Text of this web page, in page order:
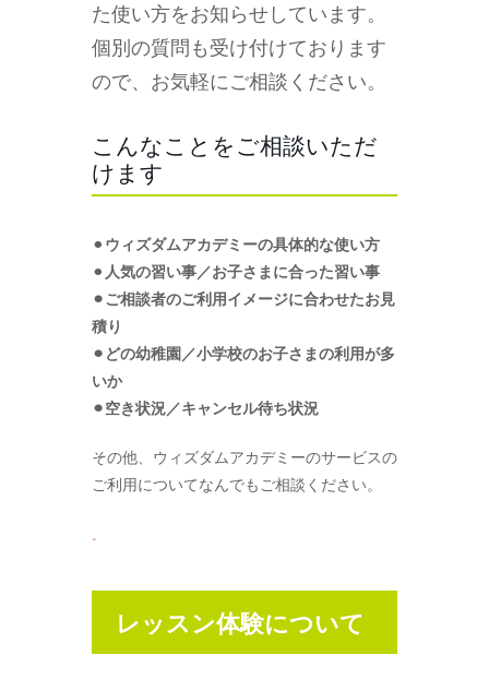
た使い方をお知らせしています。
個別の質問も受け付けております
ので、お気軽にご相談ください。
こんなことをご相談いただ
けます
⚫︎ ウィズダムアカデミーの具体的な使い方
⚫︎ 人気の習い事／お子さまに合った習い事
⚫︎ご相談者のご利用イメージに合わせたお見
積り
⚫︎どの幼稚園／小学校のお子さまの利用が多
いか
⚫︎空き状況／キャンセル待ち状況
その他、ウィズダムアカデミーのサービスの
ご利用についてなんでもご相談ください。
。
レッスン体験について